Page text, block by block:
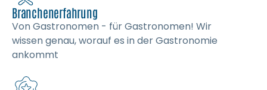
Branchenerfahrung
Von Gastronomen - für Gastronomen! Wir
wissen genau, worauf es in der Gastronomie
ankommt